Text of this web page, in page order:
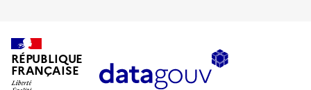
RÉPUBLIQUE
FRANÇAISE